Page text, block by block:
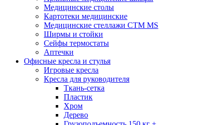
Медицинские столы
Картотеки медицинские
Медицинские стеллажи CTM MS
Ширмы и стойки
Сейфы термостаты
Аптечки
Офисные кресла и стулья
Игровые кресла
Кресла для руководителя
Ткань-сетка
Пластик
Хром
Дерево